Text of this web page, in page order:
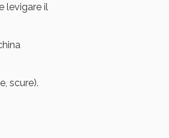
levigare il
scure).